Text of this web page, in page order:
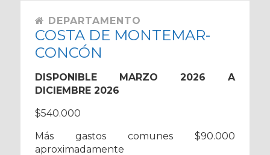
DEPARTAMENTO
COSTA DE MONTEMAR-
CONCÓN
DISPONIBLE MARZO 2026 A
DICIEMBRE 2026
$540.000
Más gastos comunes $90.000
aproximadamente